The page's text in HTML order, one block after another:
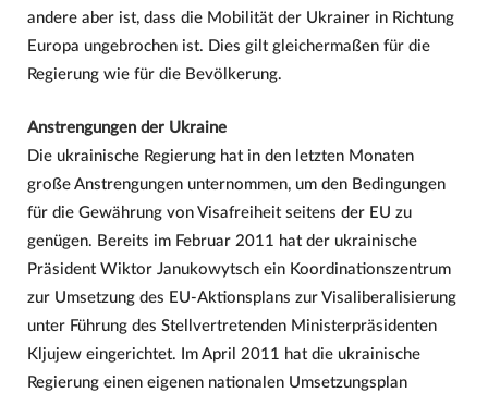
andere aber ist, dass die Mobilität der Ukrainer in Richtung
Europa ungebrochen ist. Dies gilt gleichermaßen für die
Regierung wie für die Bevölkerung.
Anstrengungen der Ukraine
Die ukrainische Regierung hat in den letzten Monaten
große Anstrengungen unternommen, um den Bedingungen
für die Gewährung von Visafreiheit seitens der EU zu
genügen. Bereits im Februar 2011 hat der ukrainische
Präsident Wiktor Janukowytsch ein Koordinationszentrum
zur Umsetzung des EU-Aktionsplans zur Visaliberalisierung
unter Führung des Stellvertretenden Ministerpräsidenten
Kljujew eingerichtet. Im April 2011 hat die ukrainische
Regierung einen eigenen nationalen Umsetzungsplan